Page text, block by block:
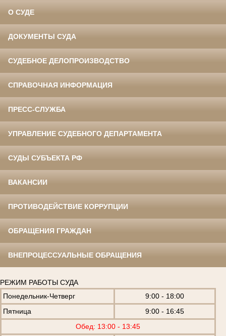
О СУДЕ
ДОКУМЕНТЫ СУДА
СУДЕБНОЕ ДЕЛОПРОИЗВОДСТВО
СПРАВОЧНАЯ ИНФОРМАЦИЯ
ПРЕСС-СЛУЖБА
УПРАВЛЕНИЕ СУДЕБНОГО ДЕПАРТАМЕНТА
СУДЫ СУБЪЕКТА РФ
ВАКАНСИИ
ПРОТИВОДЕЙСТВИЕ КОРРУПЦИИ
ОБРАЩЕНИЯ ГРАЖДАН
ВНЕПРОЦЕССУАЛЬНЫЕ ОБРАЩЕНИЯ
РЕЖИМ РАБОТЫ СУДА
Понедельник-Четверг
9:00 - 18:00
Пятница
9:00 - 16:45
Обед: 13:00 - 13:45